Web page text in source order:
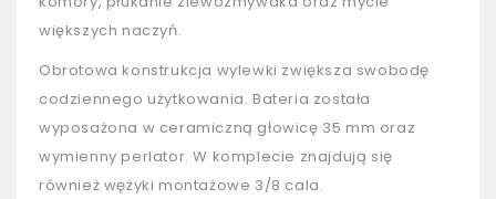
większych naczyń.
Obrotowa konstrukcja wylewki zwiększa swobodę
codziennego użytkowania. Bateria została
wyposażona w ceramiczną głowicę 35 mm oraz
wymienny perlator. W komplecie znajdują się
również wężyki montażowe 3/8 cala.